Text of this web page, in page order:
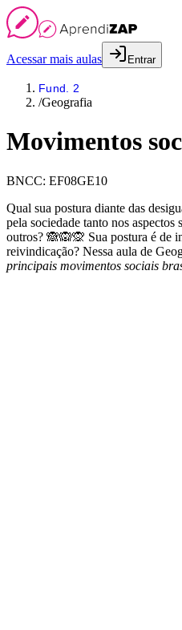
Acessar mais aulas Entrar
Fund. 2
/Geografia
Movimentos
BNCC: EF08GE10
Qual sua postura diante das
pela sociedade tanto nos
outros? 🙈🙉🙊 Sua postura é de
reivindicação? Nessa aula de
principais movimentos sociais